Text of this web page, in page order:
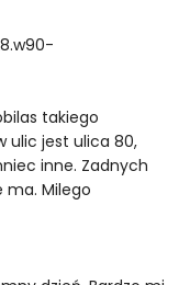
takiego
ulic jest ulica 80,
inne. Zadnych
ma. Milego